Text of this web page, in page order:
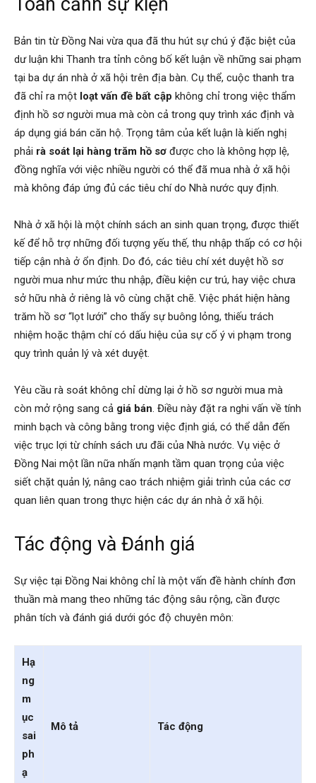
Bản tin từ Đồng Nai vừa qua đã thu hút sự chú ý đặc biệt của
dư luận khi Thanh tra tỉnh công bố kết luận về những sai phạm
tại ba dự án nhà ở xã hội trên địa bàn. Cụ thể, cuộc thanh tra
đã chỉ ra một loạt vấn đề bất cập không chỉ trong việc thẩm
định hồ sơ người mua mà còn cả trong quy trình xác định và
áp dụng giá bán căn hộ. Trọng tâm của kết luận là kiến nghị
phải rà soát lại hàng trăm hồ sơ được cho là không hợp lệ,
đồng nghĩa với việc nhiều người có thể đã mua nhà ở xã hội
mà không đáp ứng đủ các tiêu chí do Nhà nước quy định.
Nhà ở xã hội là một chính sách an sinh quan trọng, được thiết
kế để hỗ trợ những đối tượng yếu thế, thu nhập thấp có cơ hội
tiếp cận nhà ở ổn định. Do đó, các tiêu chí xét duyệt hồ sơ
người mua như mức thu nhập, điều kiện cư trú, hay việc chưa
sở hữu nhà ở riêng là vô cùng chặt chẽ. Việc phát hiện hàng
trăm hồ sơ “lọt lưới” cho thấy sự buông lỏng, thiếu trách
nhiệm hoặc thậm chí có dấu hiệu của sự cố ý vi phạm trong
quy trình quản lý và xét duyệt.
Yêu cầu rà soát không chỉ dừng lại ở hồ sơ người mua mà
còn mở rộng sang cả giá bán. Điều này đặt ra nghi vấn về tính
minh bạch và công bằng trong việc định giá, có thể dẫn đến
việc trục lợi từ chính sách ưu đãi của Nhà nước. Vụ việc ở
Đồng Nai một lần nữa nhấn mạnh tầm quan trọng của việc
siết chặt quản lý, nâng cao trách nhiệm giải trình của các cơ
quan liên quan trong thực hiện các dự án nhà ở xã hội.
Tác động và Đánh giá
Sự việc tại Đồng Nai không chỉ là một vấn đề hành chính đơn
thuần mà mang theo những tác động sâu rộng, cần được
phân tích và đánh giá dưới góc độ chuyên môn:
Hạ
ng
m
ục
sai
ph
ạ
Mô tả Tác động